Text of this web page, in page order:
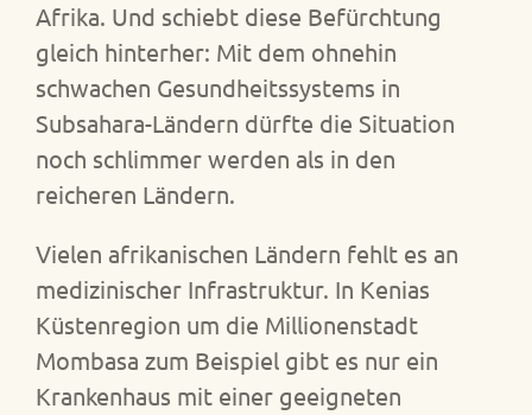
Afrika. Und schiebt diese Befürchtung
gleich hinterher: Mit dem ohnehin
schwachen Gesundheitssystems in
Subsahara-Ländern dürfte die Situation
noch schlimmer werden als in den
reicheren Ländern.
Vielen afrikanischen Ländern fehlt es an
medizinischer Infrastruktur. In Kenias
Küstenregion um die Millionenstadt
Mombasa zum Beispiel gibt es nur ein
Krankenhaus mit einer geeigneten